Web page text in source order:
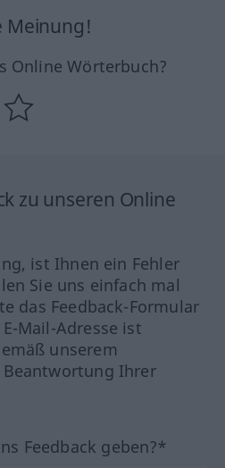
Meinung!
Online Wörterbuch?
zu unseren Online
ist Ihnen ein Fehler
Sie uns einfach mal
das Feedback-Formular
Mail-Adresse ist
unserem
Ihrer
Feedback geben?*